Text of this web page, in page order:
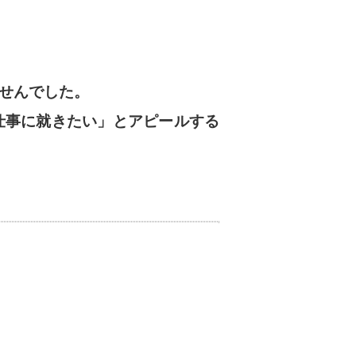
んでした。
に就きたい」とアピールする